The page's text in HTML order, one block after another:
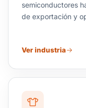
semiconductores
de exportación y
Ver industria